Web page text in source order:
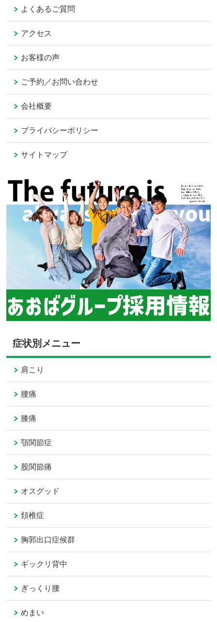
よくあるご質問
アクセス
お客様の声
ご予約／お問い合わせ
会社概要
プライバシーポリシー
サイトマップ
症状別メニュー
肩こり
腰痛
膝痛
顎関節症
股関節痛
オスグッド
頚椎症
胸郭出口症候群
ギックリ背中
ぎっくり腰
めまい